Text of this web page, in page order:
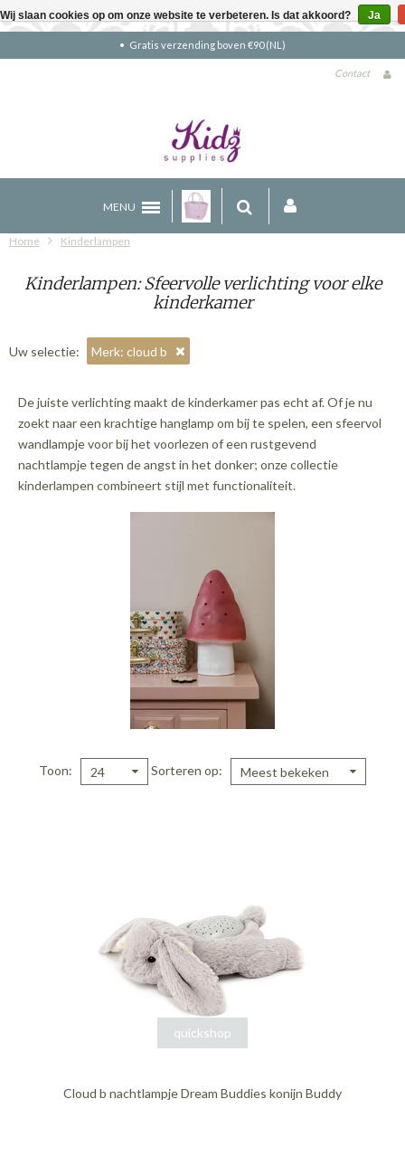
Gratis verzending boven €90 (NL)
Contact
MENU
Home Kinderlampen
Kinderlampen: Sfeervolle verlichting voor elke
kinderkamer
Uw selectie: Merk: cloud b
De juiste verlichting maakt de kinderkamer pas echt af. Of je nu
zoekt naar een krachtige hanglamp om bij te spelen, een sfeervol
wandlampje voor bij het voorlezen of een rustgevend
nachtlampje tegen de angst in het donker; onze collectie
kinderlampen combineert stijl met functionaliteit.
Toon 24 Sorteren op Meest bekeken
quickshop
Cloud b nachtlampje Dream Buddies konijn Buddy
Wij slaan cookies op om onze website te verbeteren. Is dat akkoord? Ja